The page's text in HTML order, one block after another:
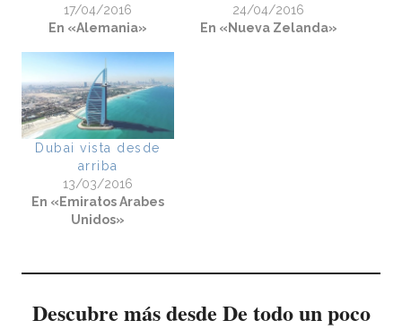
17/04/2016
En «Alemania»
24/04/2016
En «Nueva Zelanda»
Dubai vista desde
arriba
13/03/2016
En «Emiratos Arabes
Unidos»
Descubre más desde De todo un poco